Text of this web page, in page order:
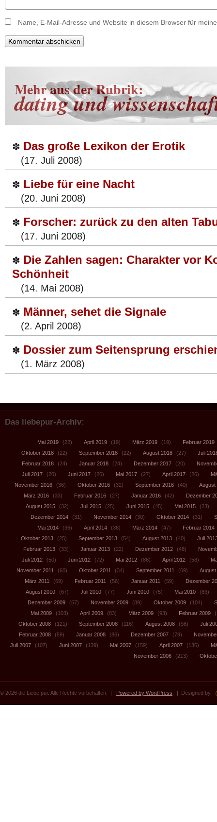
Name, E-Mail-Adresse und Website in diesem Browser für
Mehr aus der Rubrik:
dating und
✽ Das große Lexikon der Erotik
(17. Juli 2008)
✽ Liebe für eine Nacht
(20. Juni 2008)
✽ Forscher: zurück zu den alten
(17. Juni 2008)
✽ Die Zahlen sagen: Charakter vor
Schönheit
(14. Mai 2008)
✽ Männer, sehet die Signale
(2. April 2008)
✽ Dossier zum Seitensprung
(1. März 2008)
Das liebepur-Archiv:
Mai 2019 (22) April 2019 (19) März 2019 (19) Februar 2019
Oktober 2018
(22) September 2018 (22) August 2018 (27)
Juli
Februar 2018
(24) Januar 2018 (24) Dezember 2017 (20)
Juli 2017
(20) Juni 2017 (26) Mai 2017 (27) April 2017 (26)
November 2016
(36) Oktober 2016 (32) September 2016 (40)
August
März 2016
(33) Februar 2016 (27) Januar 2016 (42)
Dezember
August 2015
(32) Juli 2015 (25) Juni 2015 (45) Mai 2015
(23)
Dezember 2014
(31) November 2014 (30) Oktober 2014 (31)
Mai 2014
(36) April 2014 (36) März 2014 (47) Februar 2014
Oktober 2013
(25) September 2013 (54) August 2013 (40)
Juli
Februar 2013
(33) Januar 2013 (22) Dezember 2012 (48)
Juli 2012
(50) Juni 2012 (72) Mai 2012 (86) April 2012 (58)
November 2011
(60) Oktober 2011 (34) September 2011 (69)
August
März 2011
(69) Februar 2011 (56) Januar 2011 (59)
Dezember
August 2010
(67) Juli 2010 (77) Juni 2010 (75) Mai 2010
(83)
Dezember 2009
(67) November 2009 (89) Oktober 2009 (104)
Mai 2009
(103) April 2009 (83) März 2009 (93) Februar 2009
Oktober 2008
(121) September 2008 (116) August 2008 (98)
Juli
Februar 2008
(59) Januar 2008 (86) Dezember 2007 (79)
Juli 2007
(107) Juni 2007 (139) Mai 2007 (159) April 2007 (136)
November 2006
(213)
© 2026 die Liebe pur. Alle Rechte vorbehalten. | Powered by WordPress | Designed by